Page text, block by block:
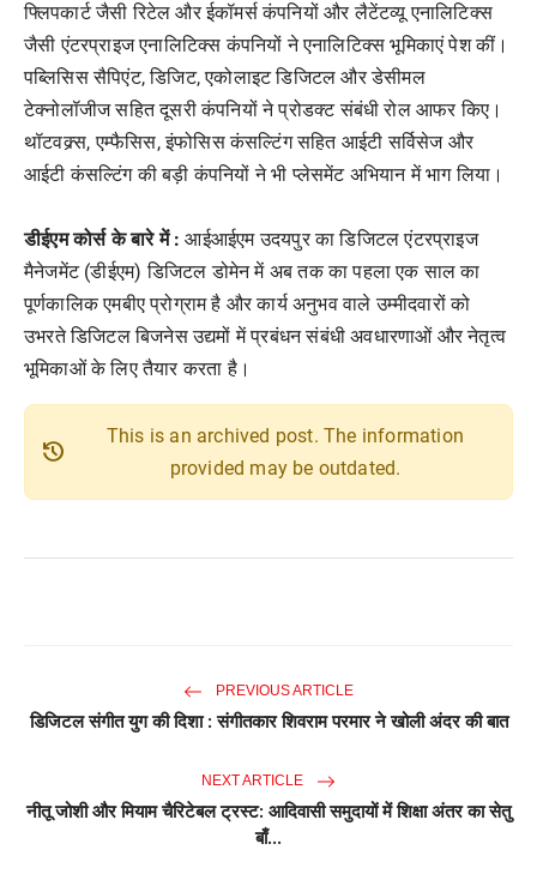
फ्लिपकार्ट जैसी रिटेल और ईकॉमर्स कंपनियों और लैटेंटव्यू एनालिटिक्स
जैसी एंटरप्राइज एनालिटिक्स कंपनियों ने एनालिटिक्स भूमिकाएं पेश कीं।
पब्लिसिस सैपिएंट, डिजिट, एकोलाइट डिजिटल और डेसीमल
टेक्नोलॉजीज सहित दूसरी कंपनियों ने प्रोडक्ट संबंधी रोल आफर किए।
थॉटवक्र्स, एम्फैसिस, इंफोसिस कंसल्टिंग सहित आईटी सर्विसेज और
आईटी कंसल्टिंग की बड़ी कंपनियों ने भी प्लेसमेंट अभियान में भाग लिया।
डीईएम कोर्स के बारे में : आईआईएम उदयपुर का डिजिटल एंटरप्राइज
मैनेजमेंट (डीईएम) डिजिटल डोमेन में अब तक का पहला एक साल का
पूर्णकालिक एमबीए प्रोग्राम है और कार्य अनुभव वाले उम्मीदवारों को
उभरते डिजिटल बिजनेस उद्यमों में प्रबंधन संबंधी अवधारणाओं और नेतृत्व
भूमिकाओं के लिए तैयार करता है।
history
This is an archived post. The information
provided may be outdated.
PREVIOUS ARTICLE
डिजिटल संगीत युग की दिशा : संगीतकार शिवराम परमार ने खोली अंदर की बात
NEXT ARTICLE
नीतू जोशी और मियाम चैरिटेबल ट्रस्ट: आदिवासी समुदायों में शिक्षा अंतर का सेतु
बाँ...